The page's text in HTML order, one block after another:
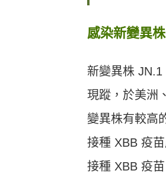
感染新變異株
新變異株
現蹤，於美洲
變異株有較高
接種 XBB 疫
接種 XBB 疫苗